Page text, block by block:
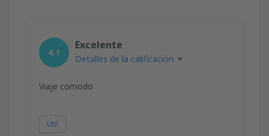
4.1
Excelente
Detalles de la calificación
Viaje comodo
Útil